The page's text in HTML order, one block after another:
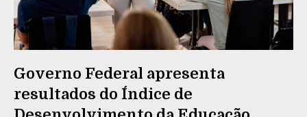
Governo Federal apresenta
resultados do Índice de